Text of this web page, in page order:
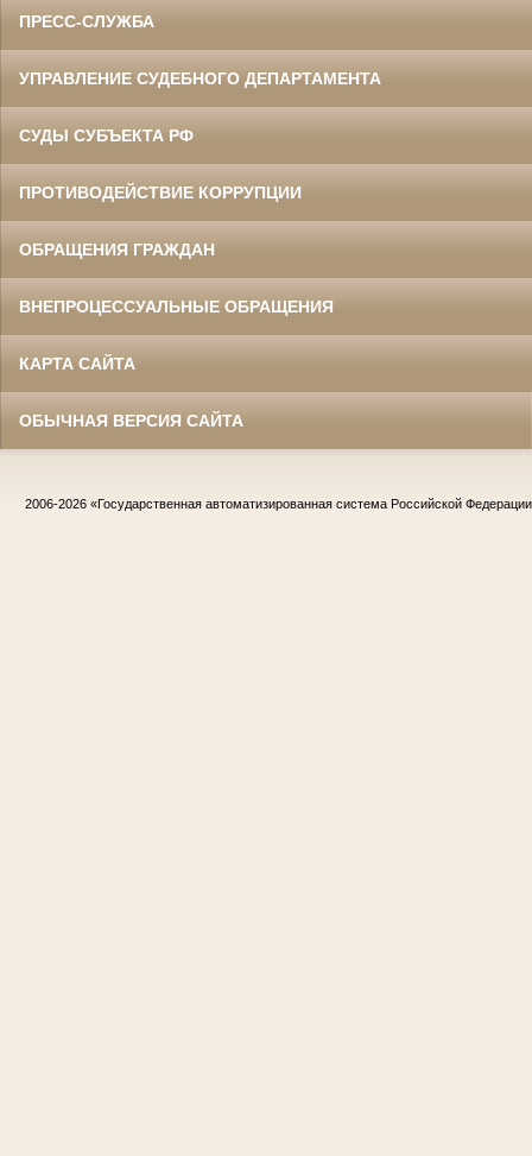
ПРЕСС-СЛУЖБА
УПРАВЛЕНИЕ СУДЕБНОГО ДЕПАРТАМЕНТА
СУДЫ СУБЪЕКТА РФ
ПРОТИВОДЕЙСТВИЕ КОРРУПЦИИ
ОБРАЩЕНИЯ ГРАЖДАН
ВНЕПРОЦЕССУАЛЬНЫЕ ОБРАЩЕНИЯ
КАРТА САЙТА
ОБЫЧНАЯ ВЕРСИЯ САЙТА
2006-2026 «Государственная автоматизированная система Российской